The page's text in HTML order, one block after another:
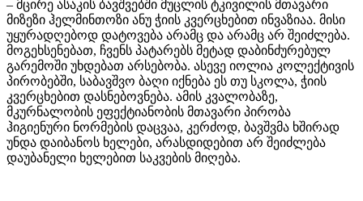
– მცირე ასაკის ბავშვებში მუცლის ტკივილის მთავარი
მიზეზი ჰელმინთოზი ანუ ჭიის კვერცხებით ინვაზიაა. მისი
უყურადღებოდ დატოვება არამც და არამც არ შეიძლება.
მოგეხსენებათ, ჩვენს პატარებს მეტად დაბინძურებულ
გარემოში უხდებათ არსებობა. ასევე იოლია კოლექტივის
პირობებში, საბავშვო ბაღი იქნება ეს თუ სკოლა, ჭიის
კვერცხებით დასნებოვნება. ამის კვალობაზე,
მკურნალობის ეფექტიანობის მთავარი პირობა
ჰიგიენური ნორმების დაცვაა, კერძოდ, ბავშვმა ხშირად
უნდა დაიბანოს ხელები, არასდიდებით არ შეიძლება
დაუბანელი ხელებით საკვების მიღება.